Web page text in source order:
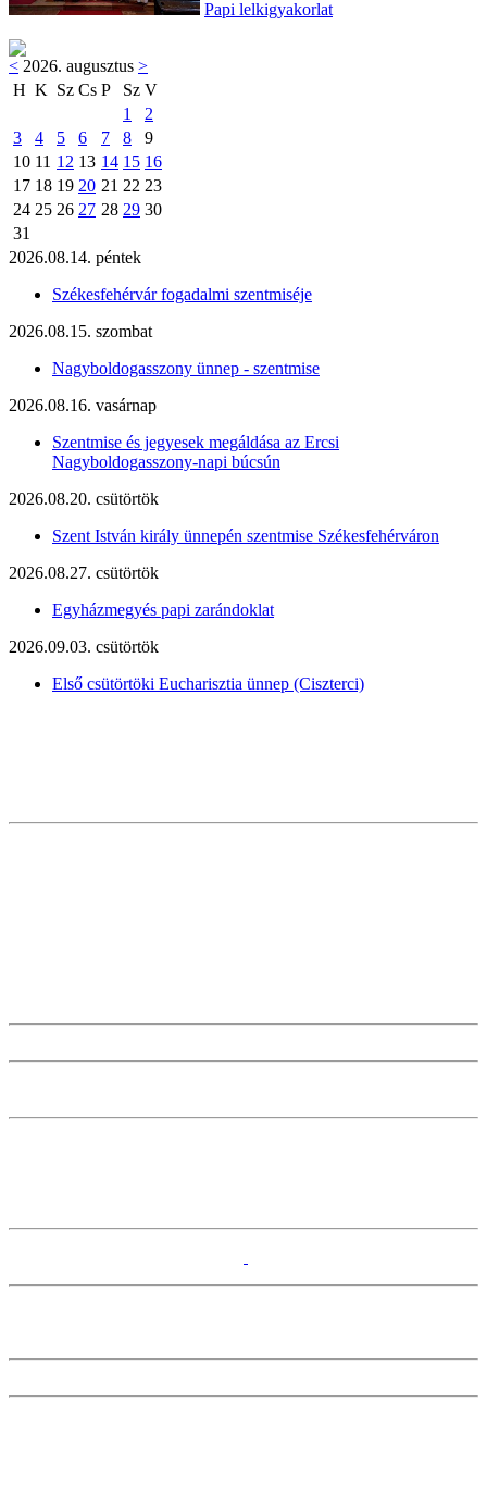
Papi lelkigyakorlat
< 2026. augusztus >
H K Sz Cs P Sz V
1
2
3
4 5 6 7 8
9
10 11 12 13 14 15 16
17 18 19 20 21 22 23
24 25 26 27 28 29 30
31
2026.08.14. péntek
Székesfehérvár fogadalmi szentmiséje
2026.08.15. szombat
Nagyboldogasszony ünnep - szentmise
2026.08.16. vasárnap
Szentmise és jegyesek megáldása az Ercsi
Nagyboldogasszony-napi búcsún
2026.08.20. csütörtök
Szent István király ünnepén szentmise Székesfehérváron
2026.08.27. csütörtök
Egyházmegyés papi zarándoklat
2026.09.03. csütörtök
Első csütörtöki Eucharisztia ünnep (Ciszterci)